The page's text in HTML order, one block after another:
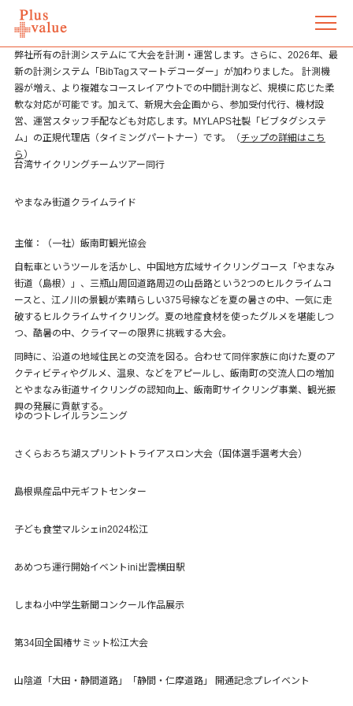
弊社所有の計測システムにて大会を計測・運営します。さらに、2026年、最
新の計測システム「BibTagスマートデコーダー」が加わりました。 計測機
器が増え、より複雑なコースレイアウトでの中間計測など、規模に応じた柔
軟な対応が可能です。加えて、新規大会企画から、参加受付代行、機材設
営、運営スタッフ手配なども対応します。MYLAPS社製「ビブタグシステ
ム」の正規代理店（タイミングパートナー）です。（チップの詳細はこち
ら ）
台湾サイクリングチームツアー同行
やまなみ街道クライムライド
主催：（一社）飯南町観光協会
自転車というツールを活かし、中国地方広域サイクリングコース「やまなみ
街道（島根）」、三瓶山周回道路周辺の山岳路という2つのヒルクライムコ
ースと、江ノ川の景観が素晴らしい375号線などを夏の暑さの中、一気に走
破するヒルクライムサイクリング。夏の地産食材を使ったグルメを堪能しつ
つ、酷暑の中、クライマーの限界に挑戦する大会。
同時に、沿道の地域住民との交流を図る。合わせて同伴家族に向けた夏のア
クティビティやグルメ、温泉、などをアピールし、飯南町の交流人口の増加
とやまなみ街道サイクリングの認知向上、飯南町サイクリング事業、観光振
興の発展に貢献する。
ゆのつトレイルランニング
さくらおろち湖スプリントトライアスロン大会（国体選手選考大会）
島根県産品中元ギフトセンター
子ども食堂マルシェin2024松江
あめつち運行開始イベントini出雲横田駅
しまね小中学生新聞コンクール作品展示
第34回全国椿サミット松江大会
山陰道「大田・静間道路」「静間・仁摩道路」 開通記念プレイベント